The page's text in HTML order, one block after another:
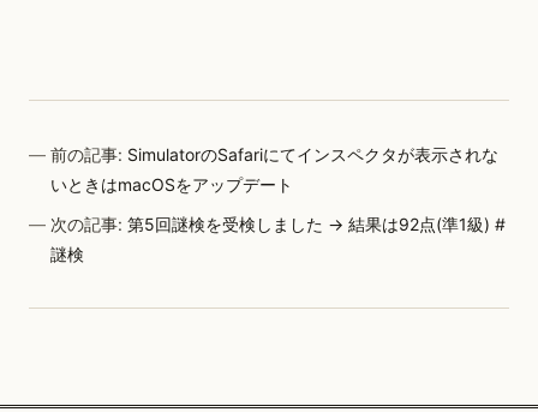
前の記事: SimulatorのSafariにてインスペクタが表示されな
いときはmacOSをアップデート
次の記事:第5回謎検を受検しました → 結果は92点(準1級) #
謎検